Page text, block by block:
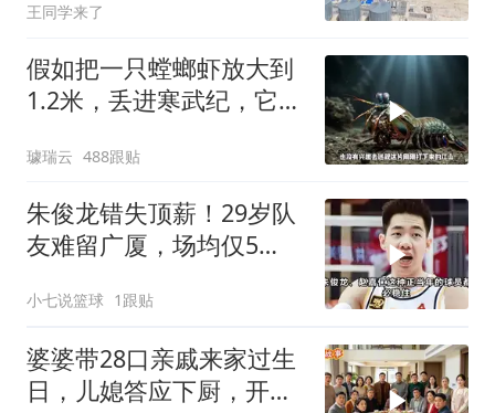
盘大棋终于浮出水面
王同学来了
假如把一只螳螂虾放大到
1.2米，丢进寒武纪，它能
璩瑞云 488跟贴
朱俊龙错失顶薪！29岁队
友难留广厦，场均仅5
小七说篮球 1跟贴
婆婆带28口亲戚来家过生
日，儿媳答应下厨，开饭